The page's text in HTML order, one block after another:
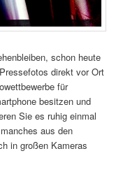
schon heute
direkt vor Ort
für
besitzen und
Sie es ruhig einmal
aus den
in großen Kameras